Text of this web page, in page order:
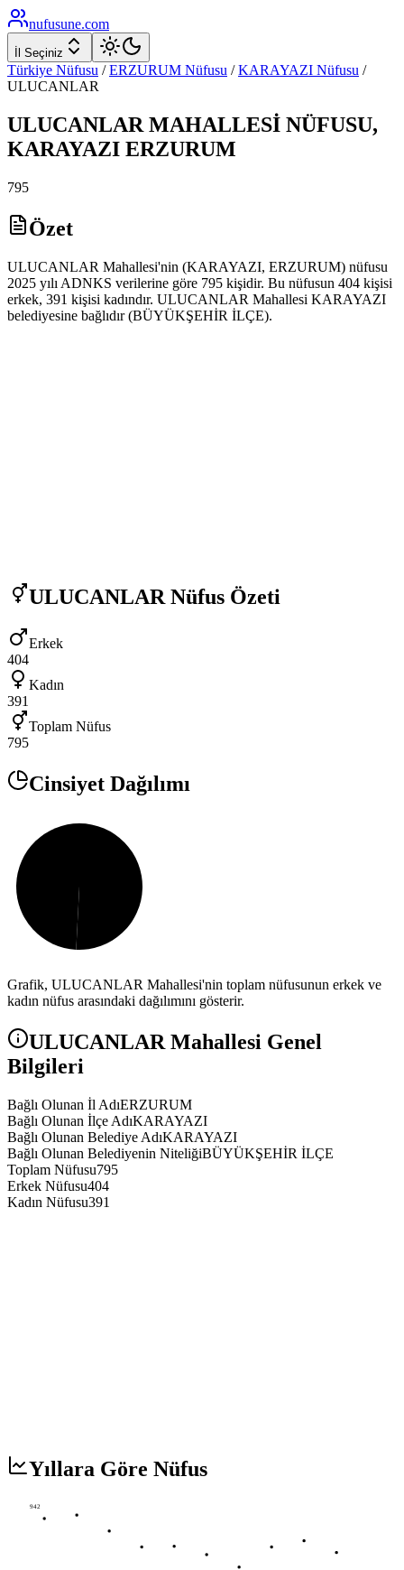
nufusune.com
İl Seçiniz
Türkiye Nüfusu / ERZURUM Nüfusu / KARAYAZI Nüfusu /
ULUCANLAR
ULUCANLAR MAHALLESİ NÜFUSU,
KARAYAZI ERZURUM
795
Özet
ULUCANLAR Mahallesi'nin (KARAYAZI, ERZURUM) nüfusu
2025 yılı ADNKS verilerine göre 795 kişidir. Bu nüfusun 404 kişisi
erkek, 391 kişisi kadındır. ULUCANLAR Mahallesi KARAYAZI
belediyesine bağlıdır (BÜYÜKŞEHİR İLÇE).
ULUCANLAR Nüfus Özeti
Erkek
404
Kadın
391
Toplam Nüfus
795
Cinsiyet Dağılımı
Grafik, ULUCANLAR Mahallesi'nin toplam nüfusunun erkek ve
kadın nüfus arasındaki dağılımını gösterir.
ULUCANLAR Mahallesi Genel
Bilgileri
Bağlı Olunan İl AdıERZURUM
Bağlı Olunan İlçe AdıKARAYAZI
Bağlı Olunan Belediye AdıKARAYAZI
Bağlı Olunan Belediyenin NiteliğiBÜYÜKŞEHİR İLÇE
Toplam Nüfusu795
Erkek Nüfusu404
Kadın Nüfusu391
Yıllara Göre Nüfus
942